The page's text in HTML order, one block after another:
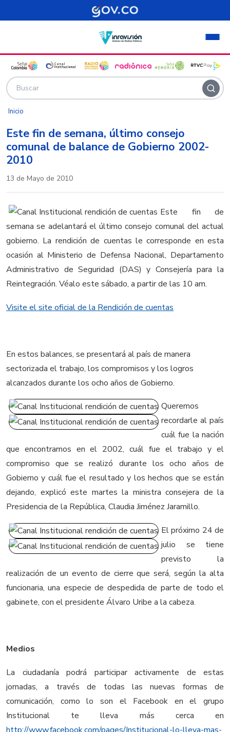
Pasar al contenido principal
Inicio
Este fin de semana, último consejo
comunal de balance de Gobierno 2002-
2010
13 de Mayo de 2010
Este fin de
semana se adelantará el último consejo comunal del actual
gobierno. La rendición de cuentas le corresponde en esta
ocasión al Ministerio de Defensa Nacional, Departamento
Administrativo de Seguridad (DAS) y Consejería para la
Reintegración. Véalo este sábado, a partir de las 10 am.
Visite el site oficial de la Rendición de cuentas
En estos balances, se presentará al país de manera
sectorizada el trabajo, los compromisos y los logros
alcanzados durante los ocho años de Gobierno.
Queremos
recordarle al país
cuál fue la nación
que encontramos en el 2002, cuál fue el trabajo y el
compromiso que se realizó durante los ocho años de
Gobierno y cuál fue el resultado y los hechos que se están
dejando, explicó este martes la ministra consejera de la
Presidencia de la República, Claudia Jiménez Jaramillo.
El próximo 24 de
julio se tiene
previsto la
realización de un evento de cierre que será, según la alta
funcionaria, una especie de despedida de parte de todo el
gabinete, con el presidente Álvaro Uribe a la cabeza.
Medios
La ciudadanía podrá participar activamente de estas
jornadas, a través de todas las nuevas formas de
comunicación, como lo son el Facebook en el grupo
Institucional te lleva más cerca en